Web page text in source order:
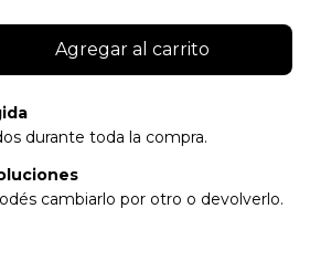
durante toda la compra.
cambiarlo por otro o devolverlo.